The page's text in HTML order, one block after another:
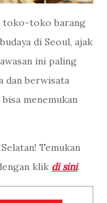
toko-toko barang
di Seoul, ajak
ini paling
dan berwisata
menemukan
Temukan
klik di sini.